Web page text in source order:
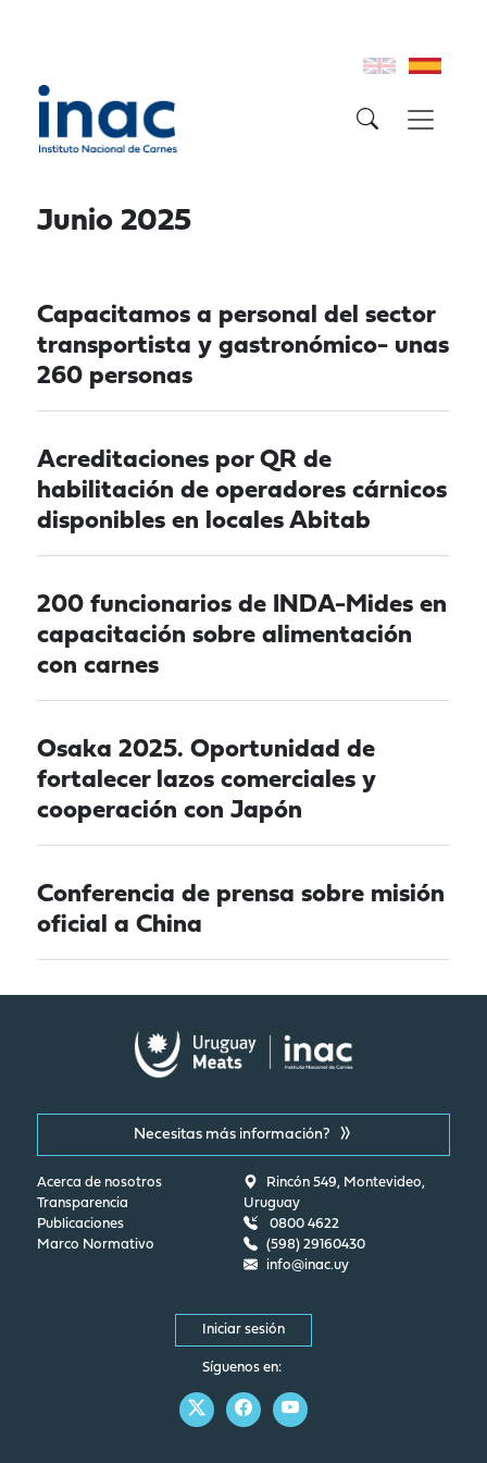
Junio 2025
Capacitamos a personal del sector
transportista y gastronómico- unas
260 personas
Acreditaciones por QR de
habilitación de operadores cárnicos
disponibles en locales Abitab
200 funcionarios de INDA-Mides en
capacitación sobre alimentación
con carnes
Osaka 2025. Oportunidad de
fortalecer lazos comerciales y
cooperación con Japón
Conferencia de prensa sobre misión
oficial a China
Necesitas más información?
Acerca de nosotros
Transparencia
Publicaciones
Marco Normativo
Rincón 549, Montevideo,
Uruguay
0800 4622
(598) 29160430
info@inac.uy
Iniciar sesión
Síguenos en: